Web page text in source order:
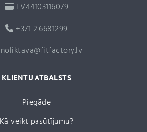
LV44103116079
+371 2 6681299
noliktava@fitfactory.lv
KLIENTU ATBALSTS
Piegāde
Kā veikt pasūtījumu?